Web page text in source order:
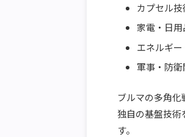
カプセル
家電・日
エネルギ
軍事・防
ブルマの多角
独自の基盤技術
す。